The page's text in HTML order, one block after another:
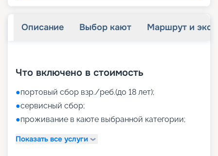
Описание Выбор кают Маршрут и
Что включено в стоимость
●портовый сбор взр./реб.(до 18 лет);
●сервисный сбор;
●проживание в каюте выбранной категории;
Показать все услуги